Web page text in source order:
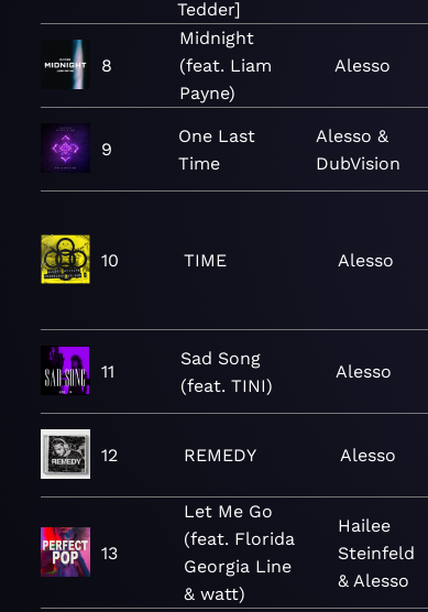
Tedder]
8
Midnight
(feat. Liam
Payne)
Alesso
9
One Last
Time
Alesso &
DubVision
10 TIME Alesso
11
Sad Song
(feat. TINI)
Alesso
12 REMEDY Alesso
13
Let Me Go
(feat. Florida
Georgia Line
& watt)
Hailee
Steinfeld
& Alesso